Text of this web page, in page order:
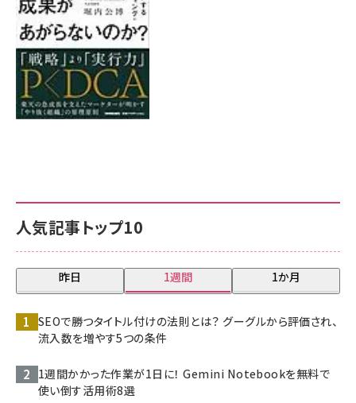
人気記事トップ10
昨日 1週間 1か月
SEOで勝つタイトル付けの法則とは？ グーグルから評価され、
流入数を増やす5つの条件
1週間かかった作業が1日に！ Gemini Notebookを無料で
使い倒す活用術8選